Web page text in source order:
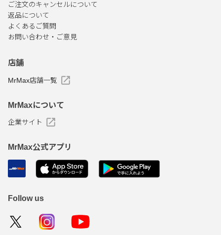
ご注文のキャンセルについて
返品について
よくあるご質問
お問い合わせ・ご意見
店舗
MrMax店舗一覧
MrMaxについて
企業サイト
MrMax公式アプリ
Follow us